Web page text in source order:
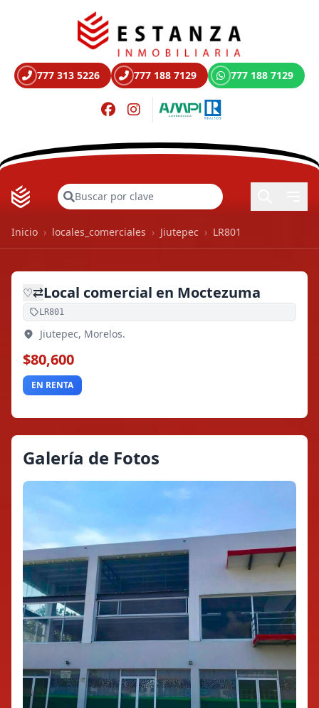
777 313 5226 777 188 7129 777 188 7129
Buscar
Inicio › locales_comerciales › Jiutepec › LR801
♡⇄Local comercial en Moctezuma
LR801
Jiutepec, Morelos.
$80,600
EN RENTA
Galería de Fotos